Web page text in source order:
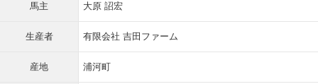
馬主 大原 詔宏
生産者 有限会社 吉田ファーム
産地 浦河町